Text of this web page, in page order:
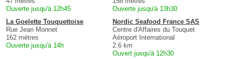
Ouverte jusqu'à 12h45
Ouverte jusqu'à 13h30
La Goelette Touquettoise
Rue Jean Monnet
162 mètres
Ouverte jusqu'à 14h
Nordic Seafood France SAS
Centre d'Affaires du Touquet
Aéroport International
2.6 km
Ouvert jusqu'à 12h30